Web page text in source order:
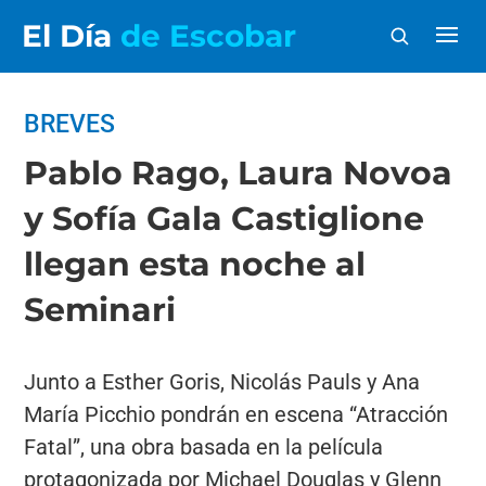
El Día de Escobar
BREVES
Pablo Rago, Laura Novoa
y Sofía Gala Castiglione
llegan esta noche al
Seminari
Junto a Esther Goris, Nicolás Pauls y Ana
María Picchio pondrán en escena “Atracción
Fatal”, una obra basada en la película
protagonizada por Michael Douglas y Glenn